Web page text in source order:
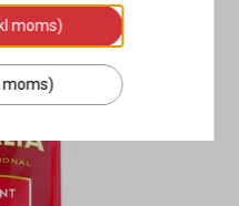
moms)
moms)